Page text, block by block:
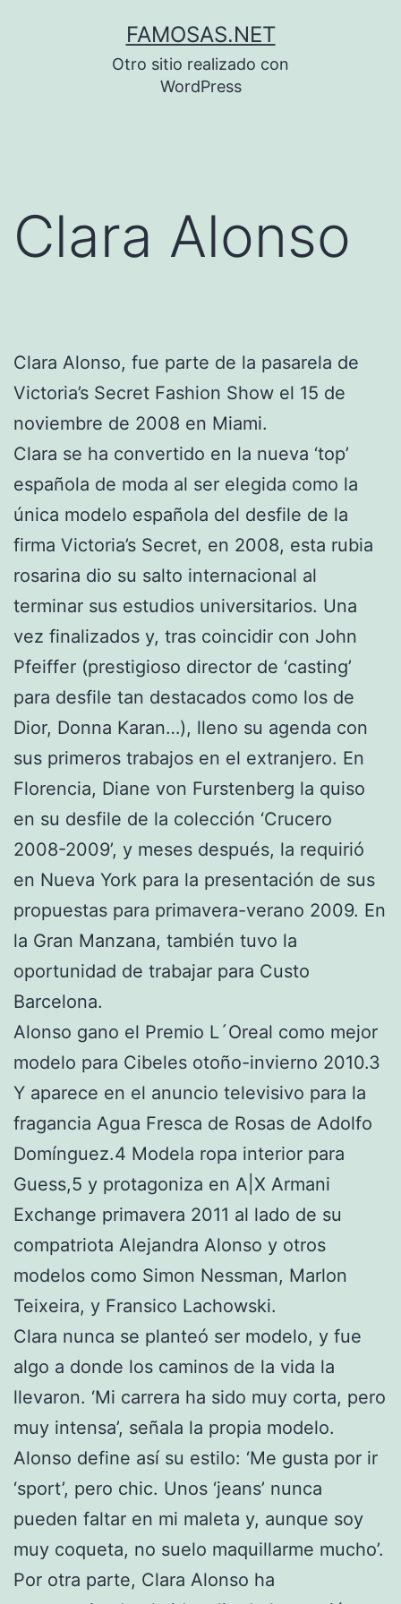
FAMOSAS.NET
Otro sitio realizado con
WordPress
Clara Alonso
Clara Alonso, fue parte de la pasarela de
Victoria’s Secret Fashion Show el 15 de
noviembre de 2008 en Miami.
Clara se ha convertido en la nueva ‘top’
española de moda al ser elegida como la
única modelo española del desfile de la
firma Victoria’s Secret, en 2008, esta rubia
rosarina dio su salto internacional al
terminar sus estudios universitarios. Una
vez finalizados y, tras coincidir con John
Pfeiffer (prestigioso director de ‘casting’
para desfile tan destacados como los de
Dior, Donna Karan…), lleno su agenda con
sus primeros trabajos en el extranjero. En
Florencia, Diane von Furstenberg la quiso
en su desfile de la colección ‘Crucero
2008-2009’, y meses después, la requirió
en Nueva York para la presentación de sus
propuestas para primavera-verano 2009. En
la Gran Manzana, también tuvo la
oportunidad de trabajar para Custo
Barcelona.
Alonso gano el Premio L´Oreal como mejor
modelo para Cibeles otoño-invierno 2010.3
Y aparece en el anuncio televisivo para la
fragancia Agua Fresca de Rosas de Adolfo
Domínguez.4 Modela ropa interior para
Guess,5 y protagoniza en A|X Armani
Exchange primavera 2011 al lado de su
compatriota Alejandra Alonso y otros
modelos como Simon Nessman, Marlon
Teixeira, y Fransico Lachowski.
Clara nunca se planteó ser modelo, y fue
algo a donde los caminos de la vida la
llevaron. ‘Mi carrera ha sido muy corta, pero
muy intensa’, señala la propia modelo.
Alonso define así su estilo: ‘Me gusta por ir
‘sport’, pero chic. Unos ‘jeans’ nunca
pueden faltar en mi maleta y, aunque soy
muy coqueta, no suelo maquillarme mucho’.
Por otra parte, Clara Alonso ha